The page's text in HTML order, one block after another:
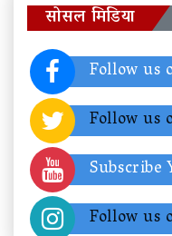
सोसल मिडिया
Follow us
Follow us
Subscribe
Follow us